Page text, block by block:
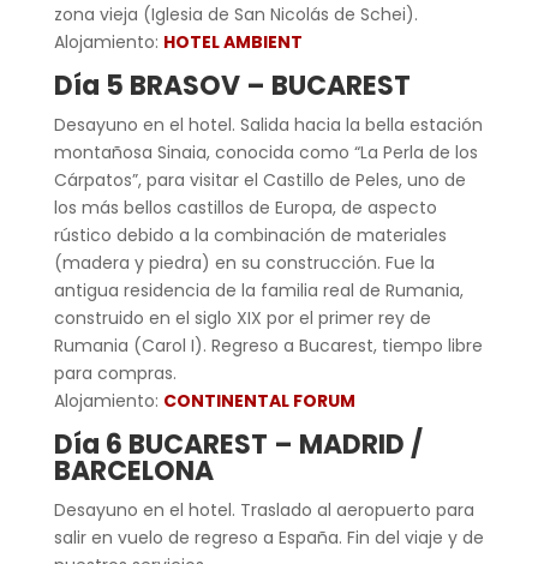
zona vieja (Iglesia de San Nicolás de Schei).
Alojamiento: HOTEL AMBIENT
Día 5 BRASOV – BUCAREST
Desayuno en el hotel. Salida hacia la bella estación
montañosa Sinaia, conocida como “La Perla de los
Cárpatos”, para visitar el Castillo de Peles, uno de
los más bellos castillos de Europa, de aspecto
rústico debido a la combinación de materiales
(madera y piedra) en su construcción. Fue la
antigua residencia de la familia real de Rumania,
construido en el siglo XIX por el primer rey de
Rumania (Carol I). Regreso a Bucarest, tiempo libre
para compras.
Alojamiento: CONTINENTAL FORUM
Día 6 BUCAREST – MADRID /
BARCELONA
Desayuno en el hotel. Traslado al aeropuerto para
salir en vuelo de regreso a España. Fin del viaje y de